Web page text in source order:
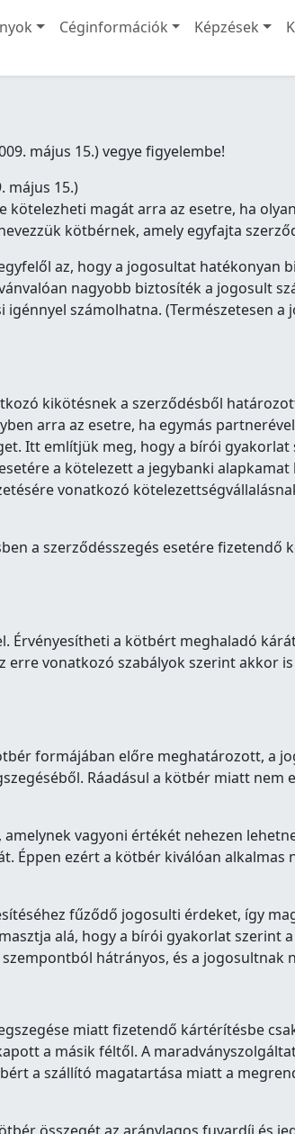
Céginformációk Képzések
május 15.) vegye figyelembe!
május 15.)
magát arra az esetre, ha
kötbérnek, amely egyfajta
az, hogy a jogosultat hatékonyan
nagyobb biztosíték a jogosult
számolhatna. (Természetesen a
kikötésnek a szerződésből
arra az esetre, ha egymás
Itt említjük meg, hogy a bírói
a kötelezett a jegybanki
vonatkozó
a szerződésszegés esetére
a kötbért meghaladó
vonatkozó szabályok szerint akkor
formájában előre meghatározott, a
Ráadásul a kötbér miatt
vagyoni értékét nehezen
ezért a kötbér kiválóan alkalmas
fűződő jogosulti érdeket, így
alá, hogy a bírói gyakorlat
hátrányos, és a jogosultnak
miatt fizetendő kártérítésbe
a másik féltől. A
a szállító magatartása miatt a